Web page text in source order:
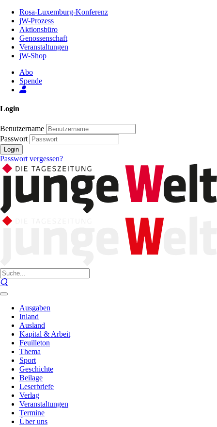
Inhalt
Seite
Rosa-Luxemburg-Konferenz
jW-Prozess
Aktionsbüro
Genossenschaft
Veranstaltungen
jW-Shop
Abo
Spende
Login
Benutzername
Passwort
Login
Passwort vergessen?
Ausgaben
Inland
Ausland
Kapital & Arbeit
Feuilleton
Thema
Sport
Geschichte
Beilage
Leserbriefe
Verlag
Veranstaltungen
Termine
Über uns